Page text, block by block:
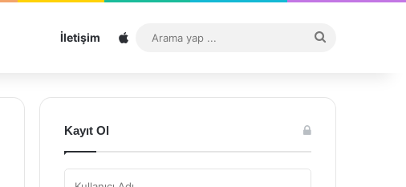
İletişim Sitemap
...
Kayıt Ol